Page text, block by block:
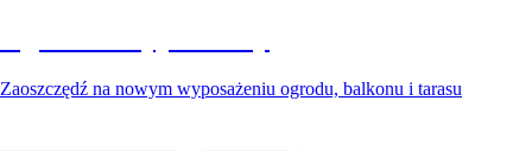
Zaoszczędź na nowym wyposażeniu ogrodu, balkonu i tarasu